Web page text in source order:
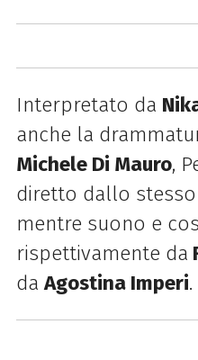
Interpretato da
anche la
Michele Di Mauro,
diretto dallo stesso
mentre suono e
rispettivamente da
daAgostina Imperi.